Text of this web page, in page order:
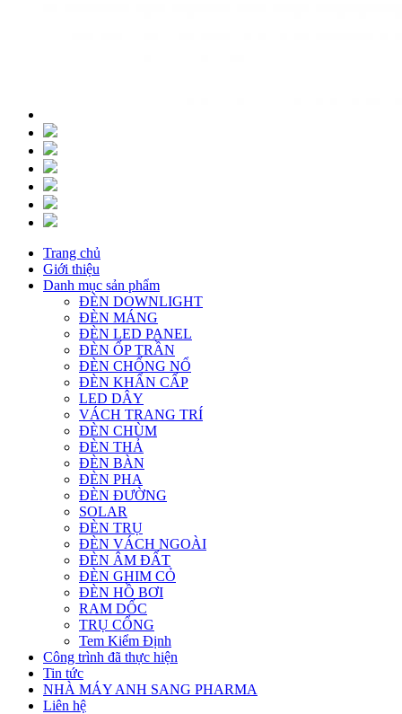
Trang chủ
Giới thiệu
Danh mục sản phẩm
ĐÈN DOWNLIGHT
ĐÈN MÁNG
ĐÈN LED PANEL
ĐÈN ỐP TRẦN
ĐÈN CHỐNG NỔ
ĐÈN KHẨN CẤP
LED DÂY
VÁCH TRANG TRÍ
ĐÈN CHÙM
ĐÈN THẢ
ĐÈN BÀN
ĐÈN PHA
ĐÈN ĐƯỜNG
SOLAR
ĐÈN TRỤ
ĐÈN VÁCH NGOÀI
ĐÈN ÂM ĐẤT
ĐÈN GHIM CỎ
ĐÈN HỒ BƠI
RAM DỐC
TRỤ CỔNG
Tem Kiểm Định
Công trình đã thực hiện
Tin tức
NHÀ MÁY ANH SANG PHARMA
Liên hệ